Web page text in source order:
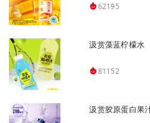
62195
汲赏藻蓝柠檬水
81152
汲赏胶原蛋白果